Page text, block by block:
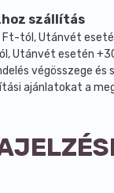
szállítás
Ft-tól, Utánvét
Utánvét esetén
végösszege
ajánlatokat a